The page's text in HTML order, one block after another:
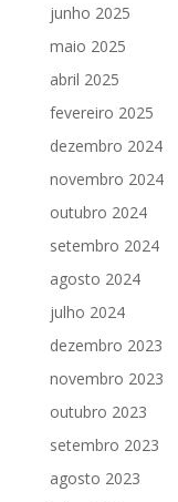
junho 2025
maio 2025
abril 2025
fevereiro 2025
dezembro 2024
novembro 2024
outubro 2024
setembro 2024
agosto 2024
julho 2024
dezembro 2023
novembro 2023
outubro 2023
setembro 2023
agosto 2023